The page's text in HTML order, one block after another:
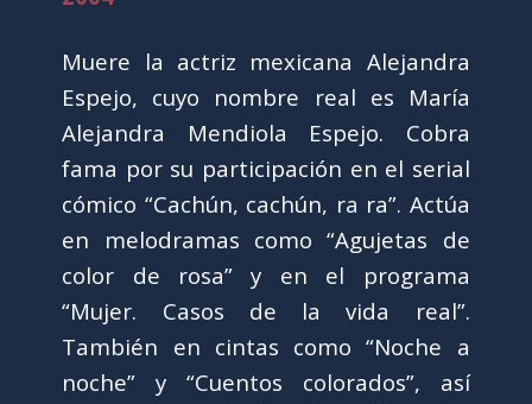
Muere la actriz mexicana Alejandra
Espejo, cuyo nombre real es María
Alejandra Mendiola Espejo. Cobra
fama por su participación en el serial
cómico “Cachún, cachún, ra ra”. Actúa
en melodramas como “Agujetas de
color de rosa” y en el programa
“Mujer. Casos de la vida real”.
También en cintas como “Noche a
noche” y “Cuentos colorados”, así